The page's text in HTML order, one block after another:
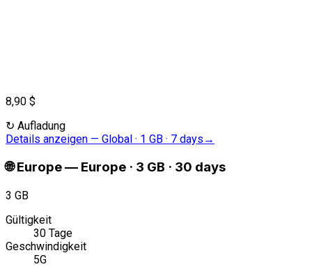
8,90 $
↻ Aufladung
Details anzeigen — Global · 1 GB · 7 days →
🌐 Europe— Europe · 3 GB · 30 days
3 GB
Gültigkeit
30 Tage
Geschwindigkeit
5G